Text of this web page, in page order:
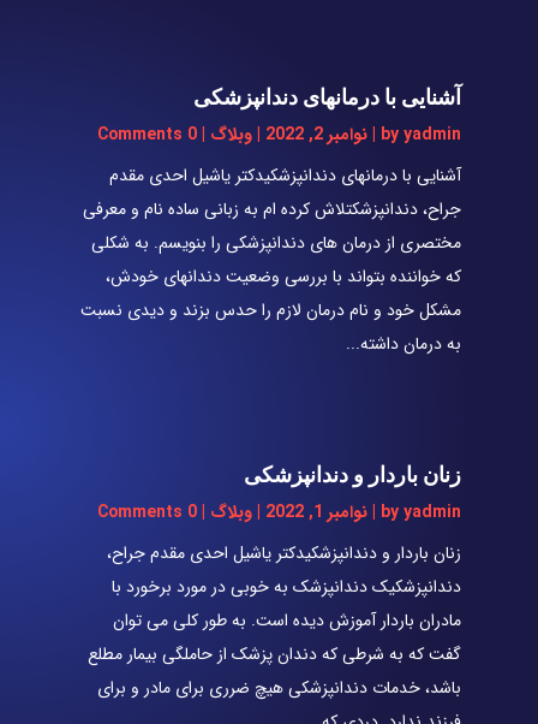
آشنایی با درمانهای دندانپزشکی
byyadmin
|نوامبر 2, 2022 |وبلاگ | 0 Comments
آشنایی با درمانهای دندانپزشکیدکتر یاشیل احدی مقدم
جراح، دندانپزشکتلاش کرده ام به زبانی ساده نام و معرفی
مختصری از درمان های دندانپزشکی را بنویسم. به شکلی
که خواننده بتواند با بررسی وضعیت دندانهای خودش،
مشکل خود و نام درمان لازم را حدس بزند و دیدی نسبت
به درمان داشته...
زنان باردار و دندانپزشکی
byyadmin
|نوامبر 1, 2022 |وبلاگ | 0 Comments
زنان باردار و دندانپزشکیدکتر یاشیل احدی مقدم جراح،
دندانپزشکیک دندانپزشک به خوبی در مورد برخورد با
مادران باردار آموزش دیده است. به طور کلی می توان
گفت که به شرطی که دندان پزشک از حاملگی بیمار مطلع
باشد، خدمات دندانپزشکی هیچ ضرری برای مادر و برای